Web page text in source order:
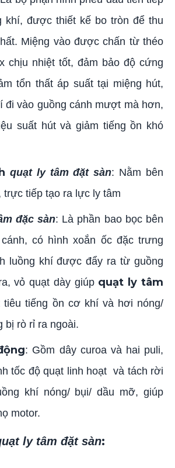
khí, được thiết kế bo tròn để thu
Miệng vào được chấn từ théo
chịu nhiệt tốt, đảm bảo độ cứng
tổn thất áp suất tại miệng hút,
đi vào guồng cánh mượt mà hơn,
suất hút và giảm tiếng ồn khó
quạt ly tâm đặt sàn: Nằm bên
trực tiếp tạo ra lực ly tâm
đặc sàn: Là phần bao bọc bên
có hình xoắn ốc đặc trưng
luồng khí được đẩy ra từ guồng
vỏ quạt dày giúp quạt ly tâm
tiêu tiếng ồn cơ khí và hơi nóng/
bị rò rỉ ra ngoài.
: Gồm dây curoa và hai puli,
tốc độ quạt linh hoạt và tách rời
khí nóng/ bụi/ dầu mỡ, giúp
motor.
ly tâm đặt sàn: